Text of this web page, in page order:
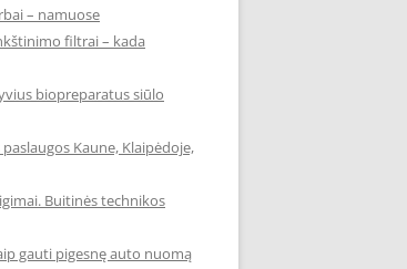
– namuose
filtrai – kada
biopreparatus siūlo
Kaune, Klaipėdoje,
Buitinės technikos
gauti pigesnę auto nuomą